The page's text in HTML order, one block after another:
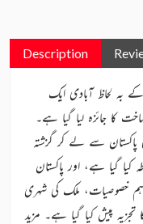
Description
کے بہ لحاظ آبادی ایک
کا جائزہ لیا گیا ہے۔
سے لے کر گزشتہ
گیا ہے، اور پاکستان
اہم خصوصیات، ملک کی شہری
پیش کیا گیا ہے۔ مزید